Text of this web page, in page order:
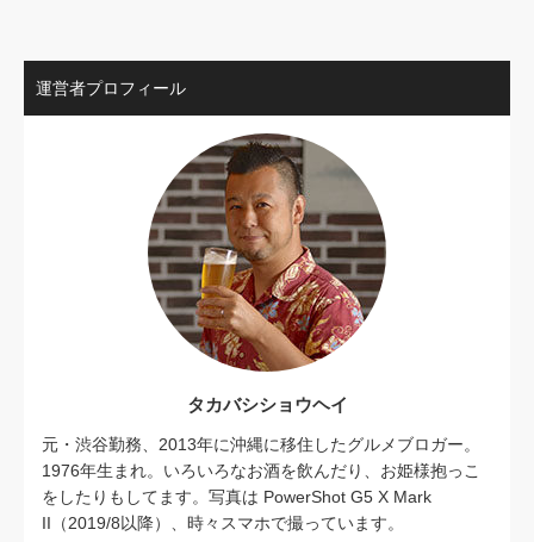
運営者プロフィール
タカバシショウヘイ
元・渋谷勤務、2013年に沖縄に移住したグルメブロガー。
1976年生まれ。いろいろなお酒を飲んだり、お姫様抱っこ
をしたりもしてます。写真は PowerShot G5 X Mark
II（2019/8以降）、時々スマホで撮っています。